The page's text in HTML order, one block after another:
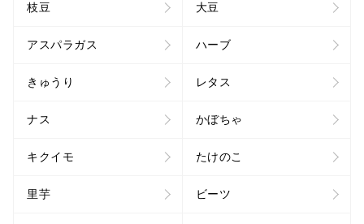
枝豆 大豆
アスパラガス ハーブ
きゅうり レタス
ナス かぼちゃ
キクイモ たけのこ
里芋 ビーツ